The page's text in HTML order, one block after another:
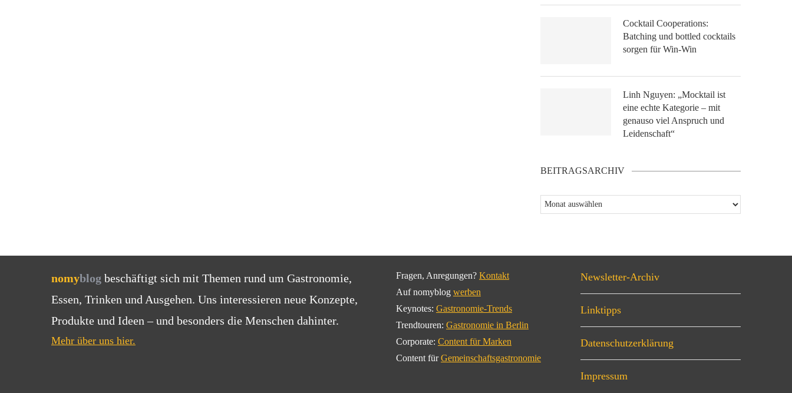
Cocktail Cooperations:
Batching und bottled cocktails
sorgen für Win-Win
Linh Nguyen: „Mocktail ist
eine echte Kategorie – mit
genauso viel Anspruch und
Leidenschaft“
BEITRAGSARCHIV
nomyblog beschäftigt sich mit Themen rund um Gastronomie,
Essen, Trinken und Ausgehen. Uns interessieren neue Konzepte,
Produkte und Ideen – und besonders die Menschen dahinter.
Mehr über uns hier.
Fragen, Anregungen? Kontakt
Auf nomyblog werben
Keynotes: Gastronomie-Trends
Trendtouren: Gastronomie in Berlin
Corporate: Content für Marken
Content fürGemeinschaftsgastronomie
Newsletter-Archiv
Linktipps
Datenschutzerklärung
Impressum